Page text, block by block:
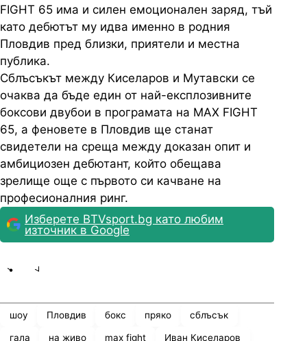
FIGHT 65 има и силен емоционален заряд, тъй
като дебютът му идва именно в родния
Пловдив пред близки, приятели и местна
публика.
Сблъсъкът между Киселаров и Мутавски се
очаква да бъде един от най-експлозивните
боксови двубои в програмата на MAX FIGHT
65, а феновете в Пловдив ще станат
свидетели на среща между доказан опит и
амбициозен дебютант, който обещава
зрелище още с първото си качване на
професионалния ринг.
Изберете BTVsport.bg като любим
източник в Google
шоу Пловдив бокс пряко сблъсък
гала на живо max fight Иван Киселаров